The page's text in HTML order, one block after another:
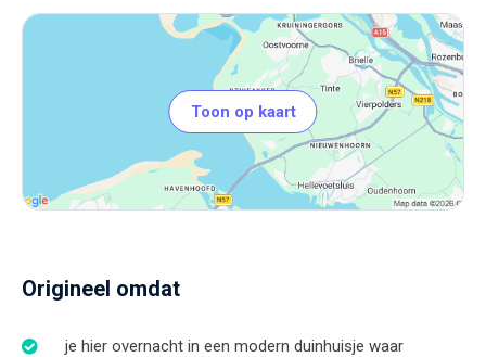
stranddagen, eindeloze wandelingen of simpelweg om
helemaal niets te hoeven: hier ontstaat vanzelf het
Toon op kaart
Origineel omdat
je hier overnacht in een modern duinhuisje waar